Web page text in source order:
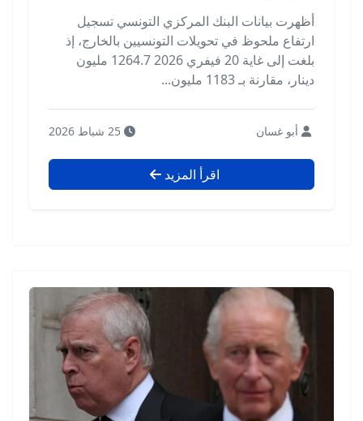
أظهرت بيانات البنك المركزي التونسي تسجيل
ارتفاع ملحوظ في تحويلات التونسيين بالخارج، إذ
بلغت إلى غاية 20 فيفري 2026 1264.7 مليون
دينار، مقارنة بـ 1183 مليون...
أبو غسان
اقرأ المزيد